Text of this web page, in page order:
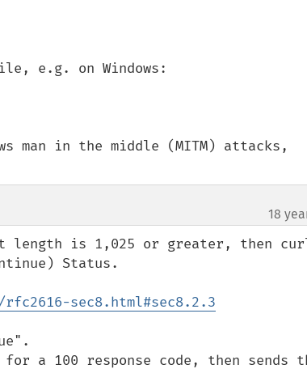
e.g. on Windows:
man in the middle (MITM) attacks,
18
length is 1,025 or greater, then
Status.
sec8.html#sec8.2.3
a 100 response code, then sends